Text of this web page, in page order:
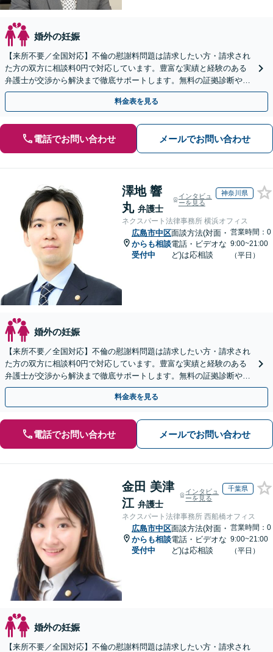
婚外の妊娠
【来所不要／全国対応】不倫の慰謝料問題は請求したい方・請求され
た方の双方に相談料0円で対応しています。豊富な実績と経験のある
弁護士が交渉から解決まで徹底サポートします。無料の証拠診断や着
手金の返還保証もありますので安心してご相談ください。
料金表を見る
電話でお問い合わせ メールでお問い合わせ
澤地 響
丸 弁護士
インタビュ
ーを見る
神奈川県
ネクスパート法律事務所 横浜オフィス
広島市中区
からも相談
受付中
面談方法(対面・
電話・ビデオな
ど)は応相談
営業時間：0
9:00~21:00
（平日）
婚外の妊娠
【来所不要／全国対応】不倫の慰謝料問題は請求したい方・請求され
た方の双方に相談料0円で対応しています。豊富な実績と経験のある
弁護士が交渉から解決まで徹底サポートします。無料の証拠診断や着
手金の返還保証もありますので安心してご相談ください。
料金表を見る
電話でお問い合わせ メールでお問い合わせ
金田 美津
江 弁護士
インタビュ
ーを見る
千葉県
ネクスパート法律事務所 西船橋オフィス
広島市中区
からも相談
受付中
面談方法(対面・
電話・ビデオな
ど)は応相談
営業時間：0
9:00~21:00
（平日）
婚外の妊娠
【来所不要／全国対応】不倫の慰謝料問題は請求したい方・請求され